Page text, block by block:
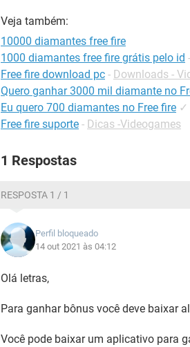
Veja também:
10000 diamantes free fire
1000 diamantes free fire grátis pelo id -
Free fire download pc - Downloads -
Quero ganhar 3000 mil diamante no
Eu quero 700 diamantes no Free fire ✓
Free fire suporte - Dicas -Videogames
1 Respostas
RESPOSTA 1 / 1
Perfil bloqueado
14 out 2021 às 04:12
Olá letras,
Para ganhar bônus você deve baixar
Você pode baixar um aplicativo para